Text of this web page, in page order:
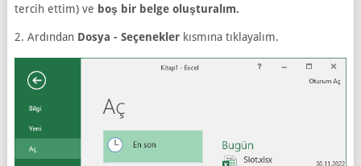
tercih ettim) ve boş bir belge oluşturalım.
2. Ardından Dosya - Seçeneklerkısmına tıklayalım.